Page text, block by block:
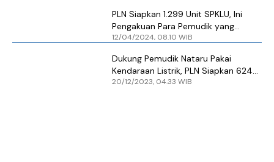
PLN Siapkan 1.299 Unit SPKLU, Ini
Pengakuan Para Pemudik yang
Menggunakan Mobil Listrik
12/04/2024, 08.10 WIB
Dukung Pemudik Nataru Pakai
Kendaraan Listrik, PLN Siapkan 624
SPKLU
20/12/2023, 04.33 WIB